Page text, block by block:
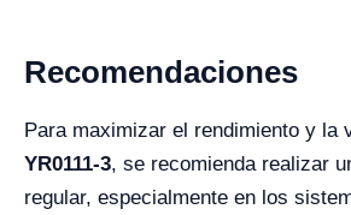
Recomendaciones
Para maximizar el rendimiento y la
YR0111-3, se recomienda realizar
regular, especialmente en los